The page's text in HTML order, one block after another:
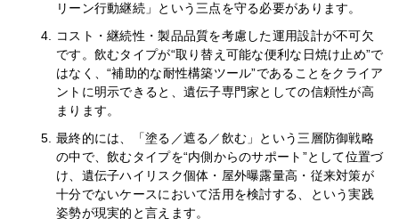
リーン行動継続」という三点を守る必要があります。
コスト・継続性・製品品質を考慮した運用設計が不可欠
です。飲むタイプが“取り替え可能な便利な日焼け止め”で
はなく、“補助的な耐性構築ツール”であることをクライア
ントに明示できると、遺伝子専門家としての信頼性が高
まります。
最終的には、「塗る／遮る／飲む」という三層防御戦略
の中で、飲むタイプを“内側からのサポート”として位置づ
け、遺伝子ハイリスク個体・屋外曝露量高・従来対策が
十分でないケースにおいて活用を検討する、という実践
姿勢が現実的と言えます。